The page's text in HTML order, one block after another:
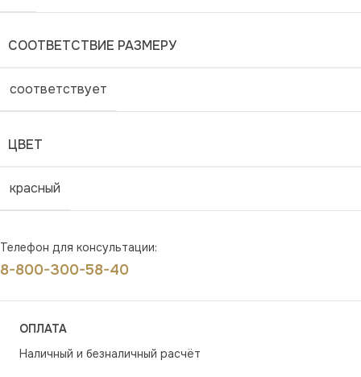
СООТВЕТСТВИЕ РАЗМЕРУ
соответствует
ЦВЕТ
красный
Телефон для консультации:
8-800-300-58-40
ОПЛАТА
Наличный и безналичный расчёт